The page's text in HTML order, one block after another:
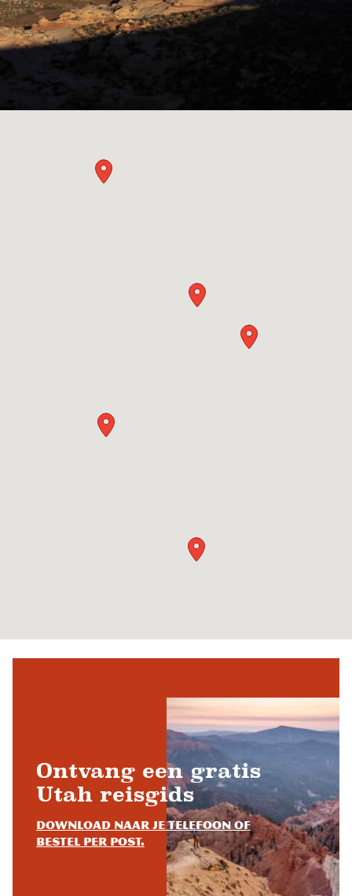
Ontvang een gratis
Utah reisgids
Download naar je telefoon of
bestel per post.